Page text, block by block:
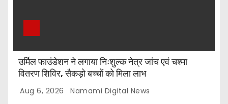
उर्मिल फाउंडेशन ने लगाया निःशुल्क नेत्र जांच एवं चश्मा
वितरण शिविर, सैकड़ो बच्चों को मिला लाभ
Aug 6, 2026 Namami Digital News